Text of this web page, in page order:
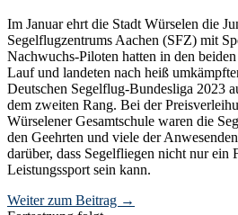
Im Januar ehrt die Stadt Würselen die
Segelflugzentrums Aachen (SFZ) mit
Nachwuchs-Piloten hatten in den
Lauf und landeten nach heiß
Deutschen Segelflug-Bundesliga 2023
dem zweiten Rang. Bei der
Würselener Gesamtschule waren die
den Geehrten und viele der
darüber, dass Segelfliegen nicht nur ein
Leistungssport sein kann.
Weiter zum Beitrag →